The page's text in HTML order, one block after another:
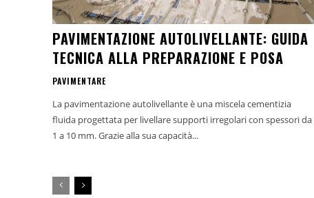
PAVIMENTAZIONE AUTOLIVELLANTE: GUIDA
TECNICA ALLA PREPARAZIONE E POSA
PAVIMENTARE
La pavimentazione autolivellante è una miscela cementizia
fluida progettata per livellare supporti irregolari con spessori da
1 a 10 mm. Grazie alla sua capacità...